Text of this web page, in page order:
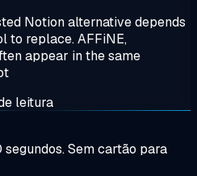
Notion alternative depends
to replace. AFFiNE,
appear in the same
leitura
Sem cartão para